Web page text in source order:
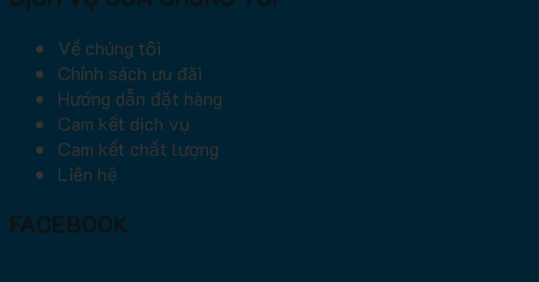
Về chúng tôi
Chính sách ưu đãi
Hướng dẫn đặt hàng
Cam kết dịch vụ
Cam kết chất lượng
Liên hệ
FACEBOOK